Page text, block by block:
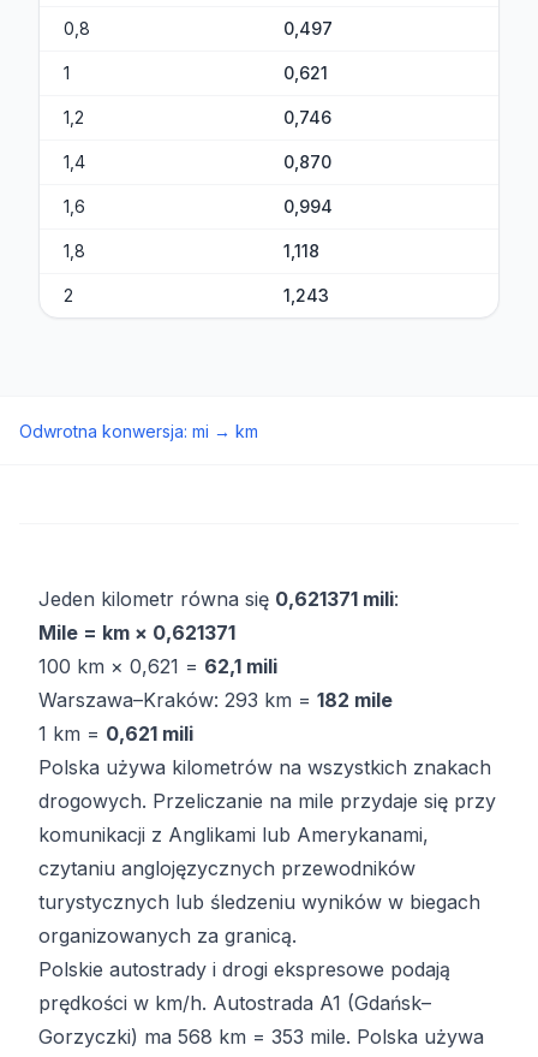
0,8 0,497
1 0,621
1,2 0,746
1,4 0,870
1,6 0,994
1,8 1,118
2 1,243
Odwrotna konwersja: mi → km
Jeden kilometr równa się 0,621371 mili:
Mile = km × 0,621371
100 km × 0,621 = 62,1 mili
Warszawa–Kraków: 293 km = 182 mile
1 km = 0,621 mili
Polska używa kilometrów na wszystkich znakach
drogowych. Przeliczanie na mile przydaje się przy
komunikacji z Anglikami lub Amerykanami,
czytaniu anglojęzycznych przewodników
turystycznych lub śledzeniu wyników w biegach
organizowanych za granicą.
Polskie autostrady i drogi ekspresowe podają
prędkości w km/h. Autostrada A1 (Gdańsk–
Gorzyczki) ma 568 km = 353 mile. Polska używa